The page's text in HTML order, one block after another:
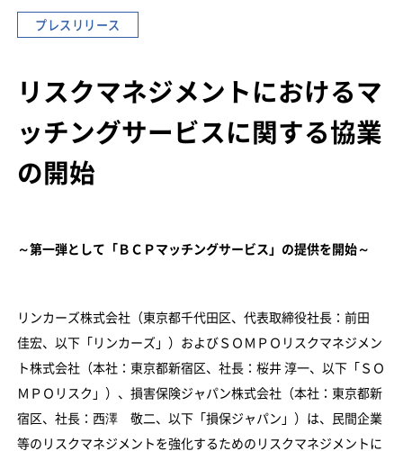
プレスリリース
リスクマネジメントにおけるマ
ッチングサービスに関する協業
の開始
～第一弾として「ＢＣＰマッチングサービス」の提供を開始～
リンカーズ株式会社（東京都千代田区、代表取締役社長：前田
佳宏、以下「リンカーズ」）およびＳＯＭＰＯリスクマネジメン
ト株式会社（本社：東京都新宿区、社長：桜井 淳一、以下「ＳＯ
ＭＰＯリスク」）、損害保険ジャパン株式会社（本社：東京都新
宿区、社長：西澤 敬二、以下「損保ジャパン」）は、民間企業
等のリスクマネジメントを強化するためのリスクマネジメントに